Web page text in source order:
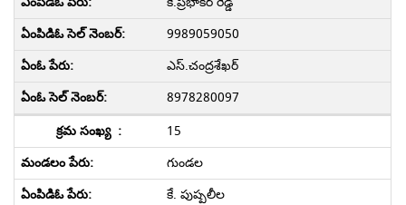
9989059050
ఎస్.చంద్రశేఖర్
8978280097
15
గుండల
కే. పుష్పలీల